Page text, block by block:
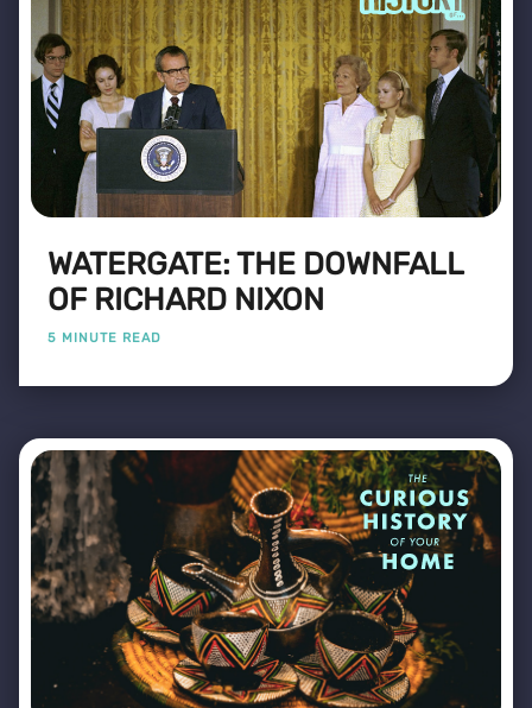
WATERGATE: THE DOWNFALL
OF RICHARD NIXON
5 MINUTE READ